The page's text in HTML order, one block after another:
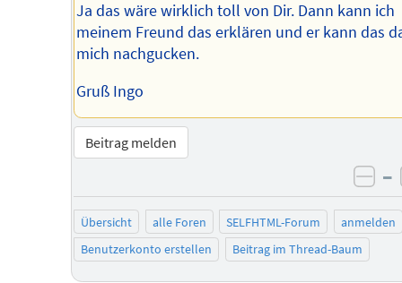
Ja das wäre wirklich toll von Dir. Dann kann ich
meinem Freund das erklären und er kann das
mich nachgucken.
Gruß Ingo
Beitrag melden
–
Übersicht alle Foren SELFHTML-Forum
anmelden
Benutzerkonto erstellen
Beitrag im Thread-Baum